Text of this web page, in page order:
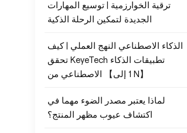
ترقية الخوارزمية | توسيع المهارات
الجديدة لتمكين الرحلة الذكية
الذكاء الاصطناعي النهج العملي | كيف
تحقق KeyeTech تطبيقات الذكاء
الاصطناعي من 【1 إلى N】
لماذا يعتبر مصدر الضوء مهما في
اكتشاف عيوب مظهر المنتج؟